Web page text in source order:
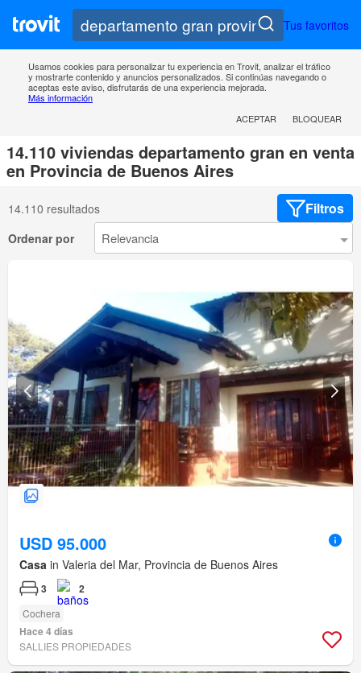
Tus favoritos
Usamos cookies para personalizar tu experiencia en Trovit, analizar el tráfico
y mostrarte contenido y anuncios personalizados. Si continúas navegando o
aceptas este aviso, disfrutarás de una experiencia mejorada.
Más información
ACEPTAR
BLOQUEAR
14.110 viviendas departamento gran en venta
en Provincia de Buenos Aires
14.110 resultados Filtros
Ordenar por
USD 95.000
Casa in Valeria del Mar, Provincia de Buenos Aires
3 2
Cochera
Hace 4 días
SALLIES PROPIEDADES